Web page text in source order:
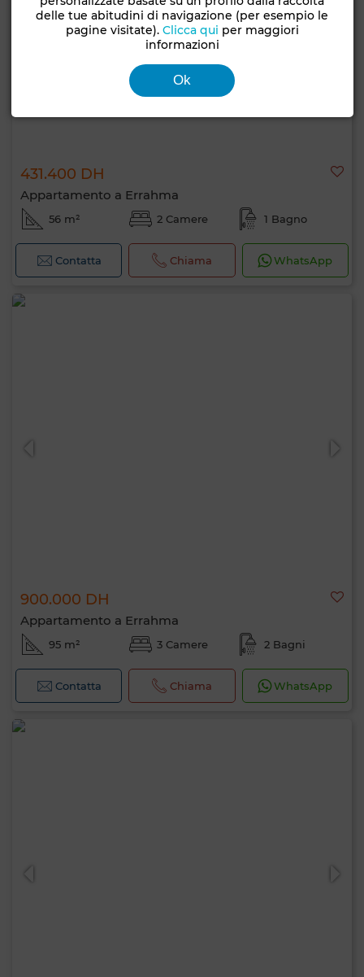
431.400 DH
Appartamento a Errahma
56 m² 2 Camere 1 Bagno
Contatta Chiama WhatsApp
900.000 DH
Appartamento a Errahma
95 m² 3 Camere 2 Bagni
Contatta Chiama WhatsApp
delle tue abitudini di navigazione (per esempio le
pagine visitate). Clicca qui per maggiori
informazioni
Ok